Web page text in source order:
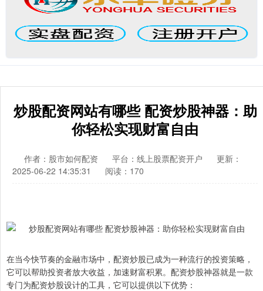
炒股配资网站有哪些 配资炒股神器：助
你轻松实现财富自由
作者：股市如何配资 平台：线上股票配资开户
更新：
2025-06-22 14:35:31
阅读：170
在当今快节奏的金融市场中，配资炒股已成为一种流行的投资策略，
它可以帮助投资者放大收益，加速财富积累。配资炒股神器就是一款
专门为配资炒股设计的工具，它可以提供以下优势：